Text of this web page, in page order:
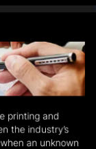
printing and
the industry’s
an unknown